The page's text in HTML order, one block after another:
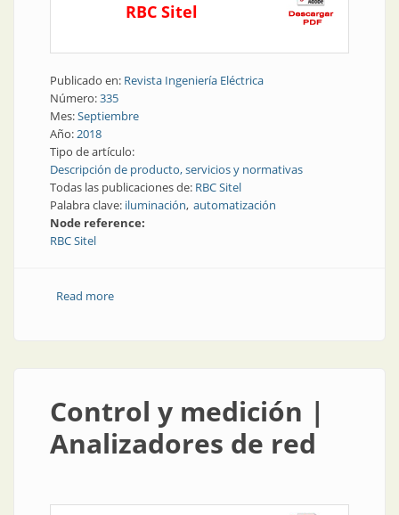
RBC Sitel
Publicado en: Revista Ingeniería Eléctrica
Número:335
Mes:Septiembre
Año:2018
Tipo de artículo:
Descripción de producto, servicios y normativas
Todas las publicaciones de: RBC Sitel
Palabra clave: iluminación automatización
Node reference:
RBC Sitel
Read moreabout Iluminación | Automatización para apagar las
Control y medición |
Analizadores de red